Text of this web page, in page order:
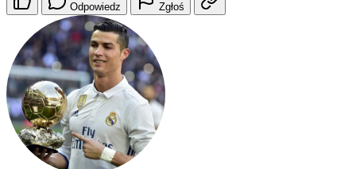
Odpowiedz Zgłoś